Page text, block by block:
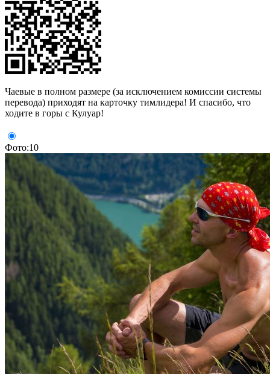
Чаевые в полном размере (за исключением комиссии системы
перевода) приходят на карточку тимлидера! И спасибо, что
ходите в горы с Кулуар!
Фото:10